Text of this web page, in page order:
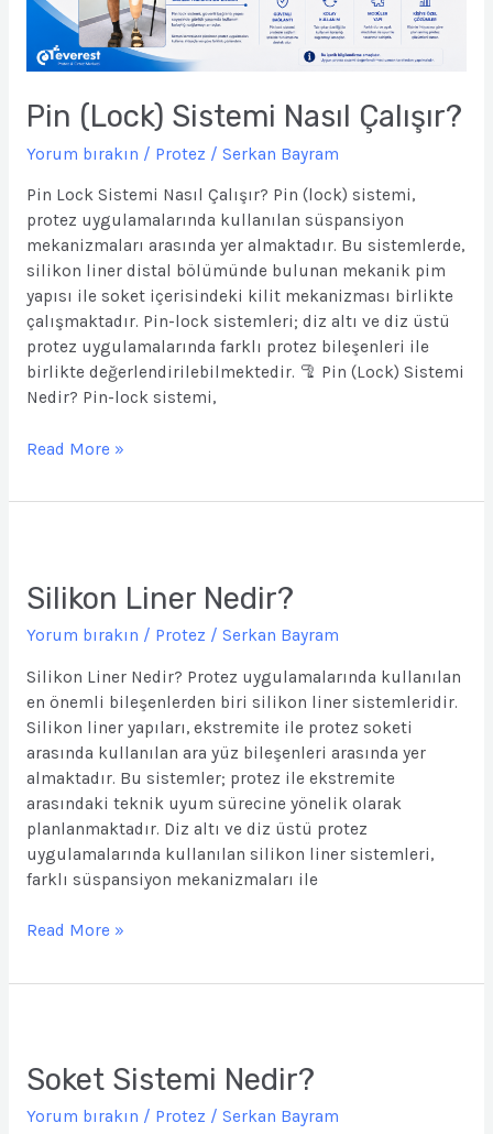
Pin (Lock) Sistemi Nasıl Çalışır?
Yorum bırakın / Protez / Serkan Bayram
Pin Lock Sistemi Nasıl Çalışır? Pin (lock) sistemi,
protez uygulamalarında kullanılan süspansiyon
mekanizmaları arasında yer almaktadır. Bu sistemlerde,
silikon liner distal bölümünde bulunan mekanik pim
yapısı ile soket içerisindeki kilit mekanizması birlikte
çalışmaktadır. Pin-lock sistemleri; diz altı ve diz üstü
protez uygulamalarında farklı protez bileşenleri ile
birlikte değerlendirilebilmektedir. 🦿 Pin (Lock) Sistemi
Nedir? Pin-lock sistemi,
Read More »
Silikon Liner Nedir?
Yorum bırakın / Protez / Serkan Bayram
Silikon Liner Nedir? Protez uygulamalarında kullanılan
en önemli bileşenlerden biri silikon liner sistemleridir.
Silikon liner yapıları, ekstremite ile protez soketi
arasında kullanılan ara yüz bileşenleri arasında yer
almaktadır. Bu sistemler; protez ile ekstremite
arasındaki teknik uyum sürecine yönelik olarak
planlanmaktadır. Diz altı ve diz üstü protez
uygulamalarında kullanılan silikon liner sistemleri,
farklı süspansiyon mekanizmaları ile
Nedir?
Read More »
Soket Sistemi Nedir?
Yorum bırakın / Protez / Serkan Bayram
Nedir?